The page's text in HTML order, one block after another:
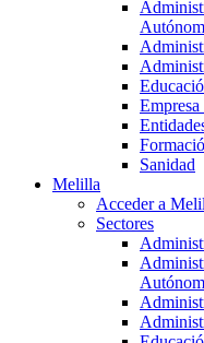
Empresa
Sanidad
Melilla
Acceder a
Sectores